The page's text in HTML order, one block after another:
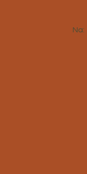
Voor:						  Na: